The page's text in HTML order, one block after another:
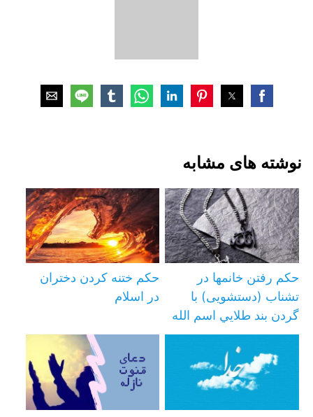
نوشته های مشابه
حکم رفتن خانمها در
تشناب (دستشویی) با
گردن بند طلايي اسم الله
حکم ختنه کردن دختران
در اسلام